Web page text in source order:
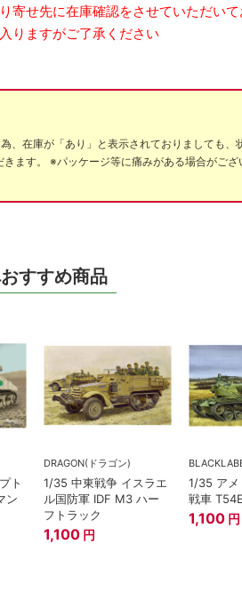
せ先に在庫確認をさせていただいて
りますがご了承ください
、在庫が「あり」と表示されておりましても
ます。 ※パッケージ等に痛みがある場合がご
すすめ商品
ト
ン
DRAGON(ドラゴン)
1/35 中東戦争 イスラエ
ル国防軍 IDF M3 ハー
フトラック
1,100 円
1/35 アメ
戦車
1,100 円